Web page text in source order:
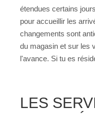
étendues certains
pour accueillir les
changements sont
du magasin et sur les
l'avance. Si tu es
LES